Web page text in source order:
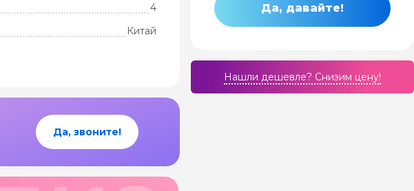
4
Китай
Да, звоните!
Да, давайте!
Нашли дешевле? Cнизим цену!